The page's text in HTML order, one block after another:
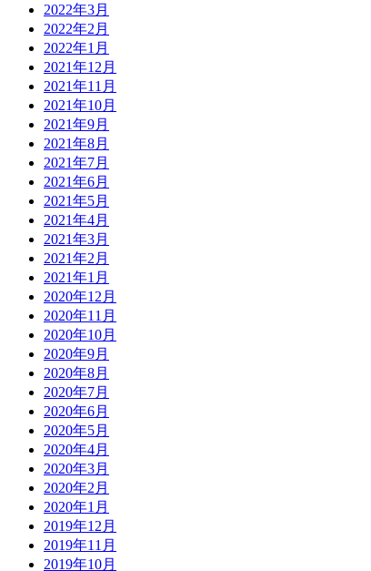
2022年3月
2022年2月
2022年1月
2021年12月
2021年11月
2021年10月
2021年9月
2021年8月
2021年7月
2021年6月
2021年5月
2021年4月
2021年3月
2021年2月
2021年1月
2020年12月
2020年11月
2020年10月
2020年9月
2020年8月
2020年7月
2020年6月
2020年5月
2020年4月
2020年3月
2020年2月
2020年1月
2019年12月
2019年11月
2019年10月